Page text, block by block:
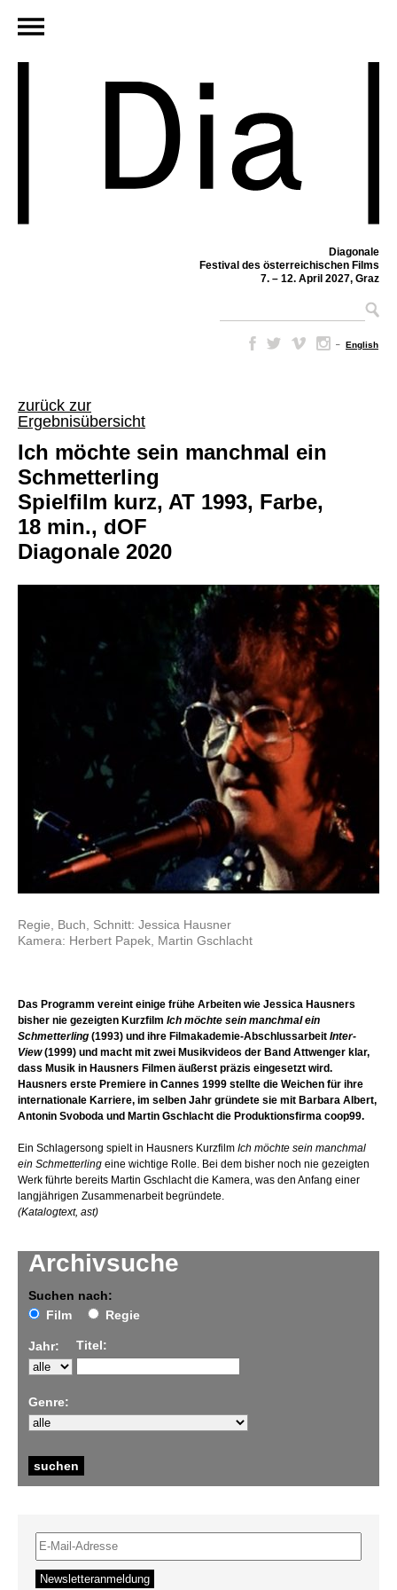
Diagonale
Festival des österreichischen Films
7. – 12. April 2027, Graz
– English
zurück zur
Ergebnisübersicht
Archivsuche
Suchen nach:
Film
Regie
Jahr: Titel:
Genre:
Ich möchte sein manchmal ein
Schmetterling
Spielfilm kurz, AT 1993, Farbe,
18 min., dOF
Diagonale 2020
Regie, Buch, Schnitt: Jessica Hausner
Kamera: Herbert Papek, Martin Gschlacht
Das Programm vereint einige frühe Arbeiten wie Jessica Hausners
bisher nie gezeigten Kurzfilm Ich möchte sein manchmal ein
Schmetterling (1993) und ihre Filmakademie-Abschlussarbeit Inter-
View(1999) und macht mit zwei Musikvideos der Band Attwenger klar,
dass Musik in Hausners Filmen äußerst präzis eingesetzt wird.
Hausners erste Premiere in Cannes 1999 stellte die Weichen für ihre
internationale Karriere, im selben Jahr gründete sie mit Barbara Albert,
Antonin Svoboda und Martin Gschlacht die Produktionsfirma coop99.
Ein Schlagersong spielt in Hausners Kurzfilm Ich möchte sein manchmal
ein Schmetterling eine wichtige Rolle. Bei dem bisher noch nie gezeigten
Werk führte bereits Martin Gschlacht die Kamera, was den Anfang einer
langjährigen Zusammenarbeit begründete.
(Katalogtext, ast)